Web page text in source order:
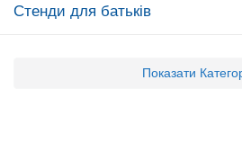
Стенди для батьків
Показати